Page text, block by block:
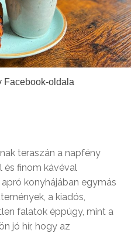
Facebook-oldala
teraszán a napfény
és finom kávéval
konyhájában egymás
a kiadós,
falatok éppúgy, mint a
jó hír, hogy az